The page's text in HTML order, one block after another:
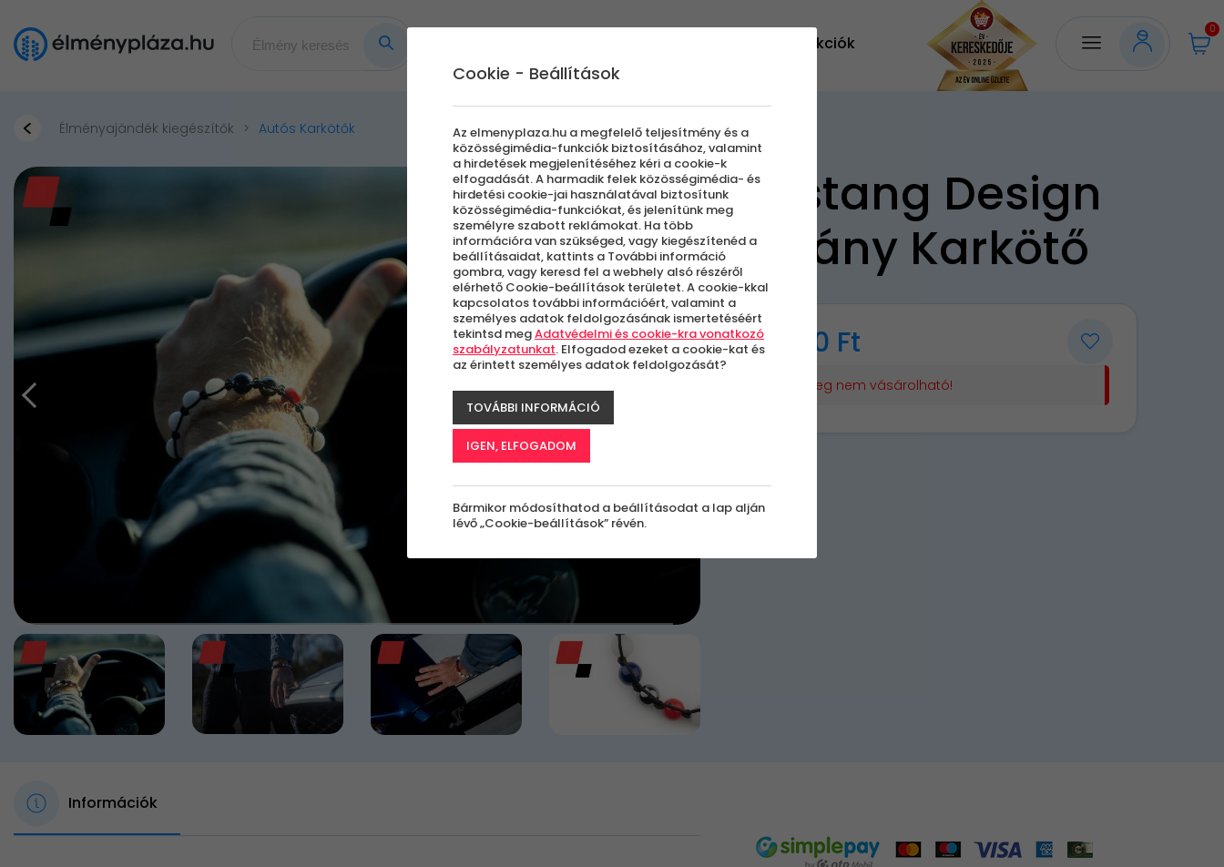
Akciók
0
Élményajándék kiegészítők Autós Karkötők
Mustang Design
Ásvány Karkötő
7 990 Ft
Jelenleg nem vásárolható!
Információk
Cookie - Beállítások
Az elmenyplaza.hu a megfelelő teljesítmény és a
közösségimédia-funkciók biztosításához, valamint
a hirdetések megjelenítéséhez kéri a cookie-k
elfogadását. A harmadik felek közösségimédia- és
hirdetési cookie-jai használatával biztosítunk
közösségimédia-funkciókat, és jelenítünk meg
személyre szabott reklámokat. Ha több
információra van szükséged, vagy kiegészítenéd a
beállításaidat, kattints a További információ
gombra, vagy keresd fel a webhely alsó részéről
elérhető Cookie-beállítások területet. A cookie-kkal
kapcsolatos további információért, valamint a
személyes adatok feldolgozásának ismertetéséért
tekintsd megAdatvédelmi és cookie-kra vonatkozó
szabályzatunkat. Elfogadod ezeket a cookie-kat és
az érintett személyes adatok feldolgozását?
TOVÁBBI INFORMÁCIÓ
IGEN, ELFOGADOM
Bármikor módosíthatod a beállításodat a lap alján
lévő „Cookie-beállítások” révén.